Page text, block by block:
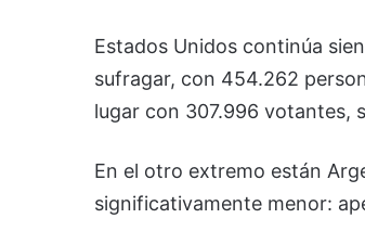
Estados Unidos continúa
sufragar, con 454.262
lugar con 307.996 votantes,
En el otro extremo están
significativamente menor: